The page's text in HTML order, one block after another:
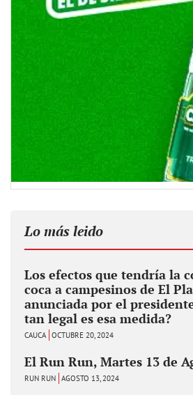
Lo más leido
Los efectos que tendría la
coca a campesinos de El
anunciada por el
tan legal es esa medida?
CAUCA OCTUBRE 20, 2024
El Run Run, Martes 13 de
RUN RUN AGOSTO 13, 2024